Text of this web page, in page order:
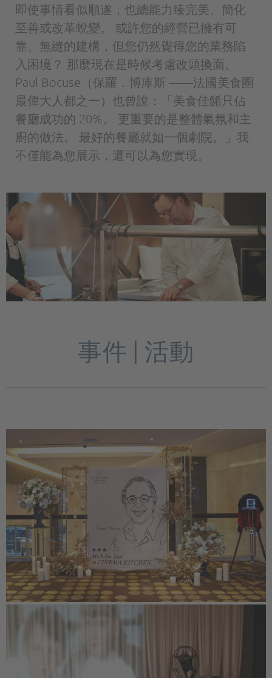
即使事情看似順遂，也總能力臻完美、簡化
至善或改革蛻變。 或許您的經營已擁有可
靠、無縫的建構，但您仍然覺得您的業務陷
入困境？ 那麼現在是時候考慮改頭換面。
Paul Bocuse（保羅．博庫斯 ——法國美食圈
最偉大人都之一）也曾說：「美食佳餚只佔
餐廳成功的 20%。 更重要的是整體氣氛和主
廚的做法。 最好的餐廳就如一個劇院。」我
不僅能為您展示，還可以為您實現。
事件 | 活動